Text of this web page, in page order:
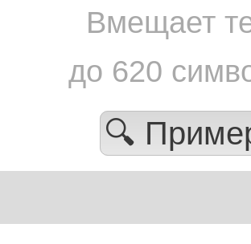
Вмещает
до 620
🔍